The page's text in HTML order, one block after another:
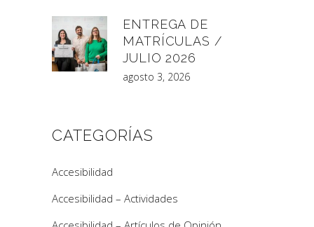
ENTREGA DE
MATRÍCULAS /
JULIO 2026
agosto 3, 2026
CATEGORÍAS
Accesibilidad
Accesibilidad – Actividades